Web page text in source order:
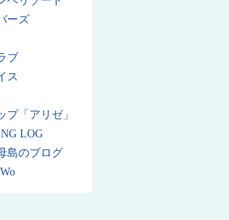
ーズ
ブ
ス
プ「アリゼ」
LOG
島のブログ